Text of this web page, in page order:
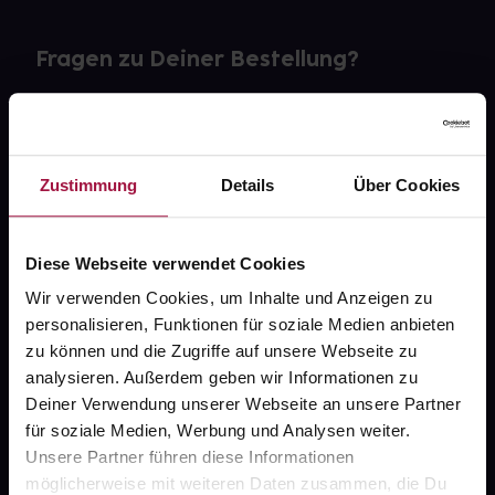
Zustimmung Details Über Cookies
Diese Webseite verwendet Cookies
Wir verwenden Cookies, um Inhalte und Anzeigen zu
personalisieren, Funktionen für soziale Medien anbieten
zu können und die Zugriffe auf unsere Webseite zu
analysieren. Außerdem geben wir Informationen zu
Deiner Verwendung unserer Webseite an unsere Partner
für soziale Medien, Werbung und Analysen weiter.
Unsere Partner führen diese Informationen
möglicherweise mit weiteren Daten zusammen, die Du
Fragen zu Deiner Bestellung?
gesund.de
Über uns
Karriere
Newsletter